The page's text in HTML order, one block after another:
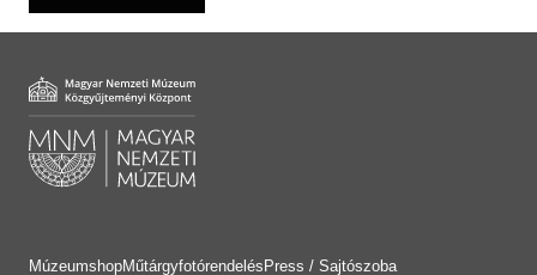
MúzeumshopMűtárgyfotórendelés Press / Sajtószoba